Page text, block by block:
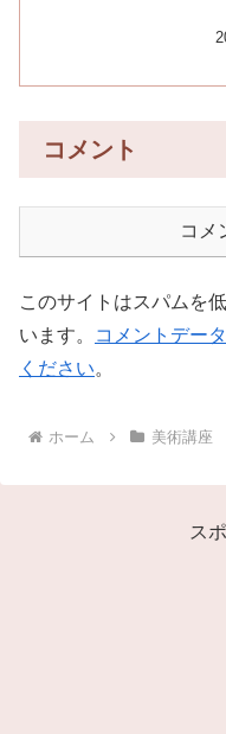
コメント
コメ
このサイトはスパムを
います。
コメントデー
ください。
ホーム 美術講座
ス